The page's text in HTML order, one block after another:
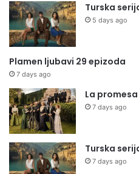
Turska
5 days ago
Plamen ljubavi 29 epizoda
7 days ago
La
7 days ago
Turska
7 days ago